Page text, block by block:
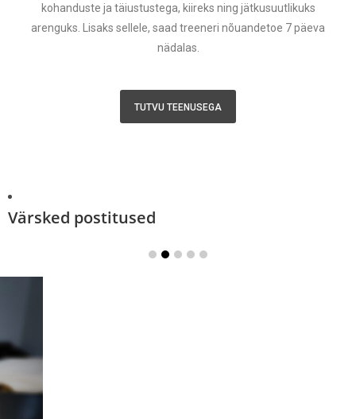
kohanduste ja täiustustega, kiireks ning jätkusuutlikuks
arenguks. Lisaks sellele, saad treeneri nõuandetoe 7 päeva
nädalas.
TUTVU TEENUSEGA
Värsked postitused